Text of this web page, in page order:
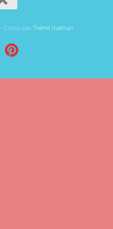
- Conçu parThème Hueman